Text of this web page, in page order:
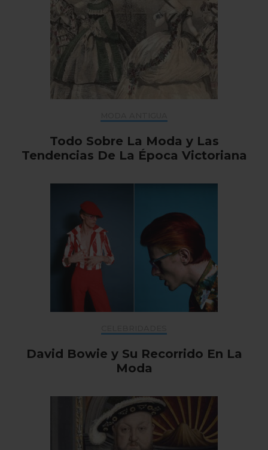
Todo Sobre La Moda y Las
Tendencias De La Época Victoriana
David Bowie y Su Recorrido En La
Moda